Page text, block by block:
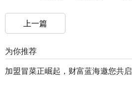
上一篇
为你推荐
加盟冒菜正崛起，财富蓝海邀您共启